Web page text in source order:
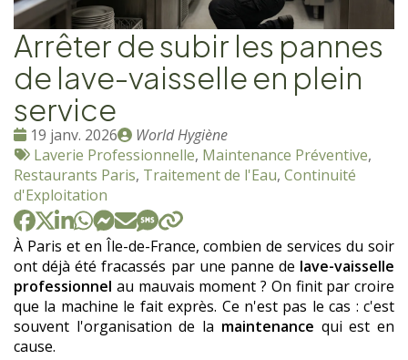
Arrêter de subir les pannes
de lave-vaisselle en plein
service
Date
:
19 janv. 2026
Publié
par
World Hygiène
Tags
:
Laverie Professionnelle, Maintenance Préventive,
Restaurants Paris, Traitement de l'Eau, Continuité
d'Exploitation
À Paris et en Île-de-France, combien de services du soir
ont déjà été fracassés par une panne de lave-vaisselle
professionnel au mauvais moment ? On finit par croire
que la machine le fait exprès. Ce n'est pas le cas : c'est
souvent l'organisation de la maintenance qui est en
cause.